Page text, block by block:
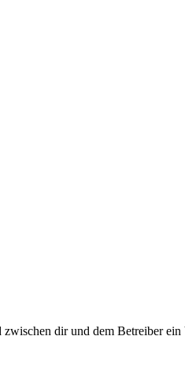
dir und dem Betreiber ein